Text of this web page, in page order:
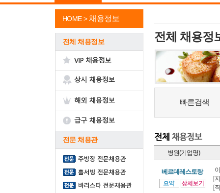
HOME > 채용정보
전체 채용정보
전문 채용관
전체 채용정
빠른검색
병원(기업명)
베르데레스토랑
[
[